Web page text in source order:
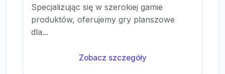
Specjalizując się w szerokiej gamie
produktów, oferujemy gry planszowe
dla...
Zobacz szczegóły